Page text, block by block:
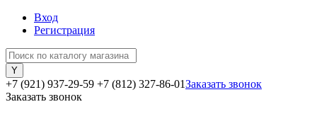
Вход
Регистрация
+7 (921) 937-29-59 +7 (812) 327-86-01Заказать звонок
Заказать звонок